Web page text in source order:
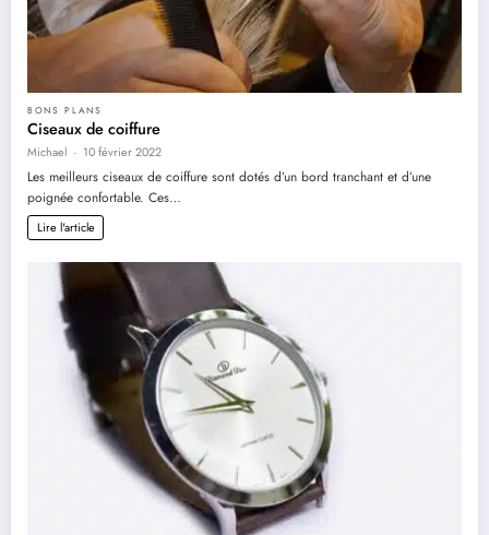
BONS PLANS
Ciseaux de coiffure
Michael 10 février 2022
Les meilleurs ciseaux de coiffure sont dotés d’un bord tranchant et d’une
poignée confortable. Ces…
Lire l'article